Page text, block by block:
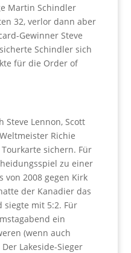
Martin Schindler
32, verlor dann aber
Gewinner Steve
Schindler sich
für die Order of
Steve Lennon, Scott
Richie
sichern. Für
zu einer
von 2008 gegen Kirk
der Kanadier das
siegte mit 5:2. Für
ein
(wenn auch
Lakeside-Sieger